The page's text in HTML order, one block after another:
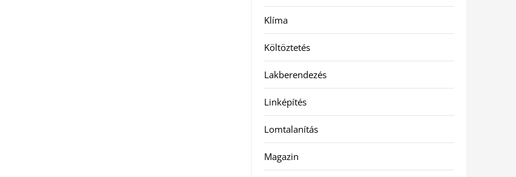
Klíma
Költöztetés
Lakberendezés
Linképítés
Lomtalanítás
Magazin